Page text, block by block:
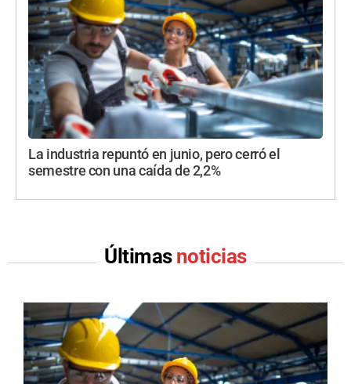
La industria repuntó en junio, pero cerró el
semestre con una caída de 2,2%
Últimas noticias